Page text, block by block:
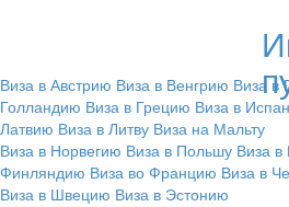
Виза в Австрию Виза в Венгрию Виза в
Голландию Виза в Грецию Виза в
Латвию Виза в Литву Виза на Мальту
Виза в Норвегию Виза в Польшу Виза в
Финляндию Виза во Францию Виза в
Виза в Швецию Виза в Эстонию